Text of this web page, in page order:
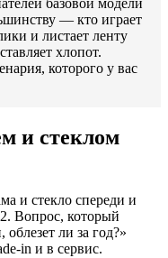
базовой модели
— кто играет
и листает ленту
хлопот.
которого у вас
и стеклом
и стекло спереди и
Вопрос, который
ли за год?»
in и в сервис.